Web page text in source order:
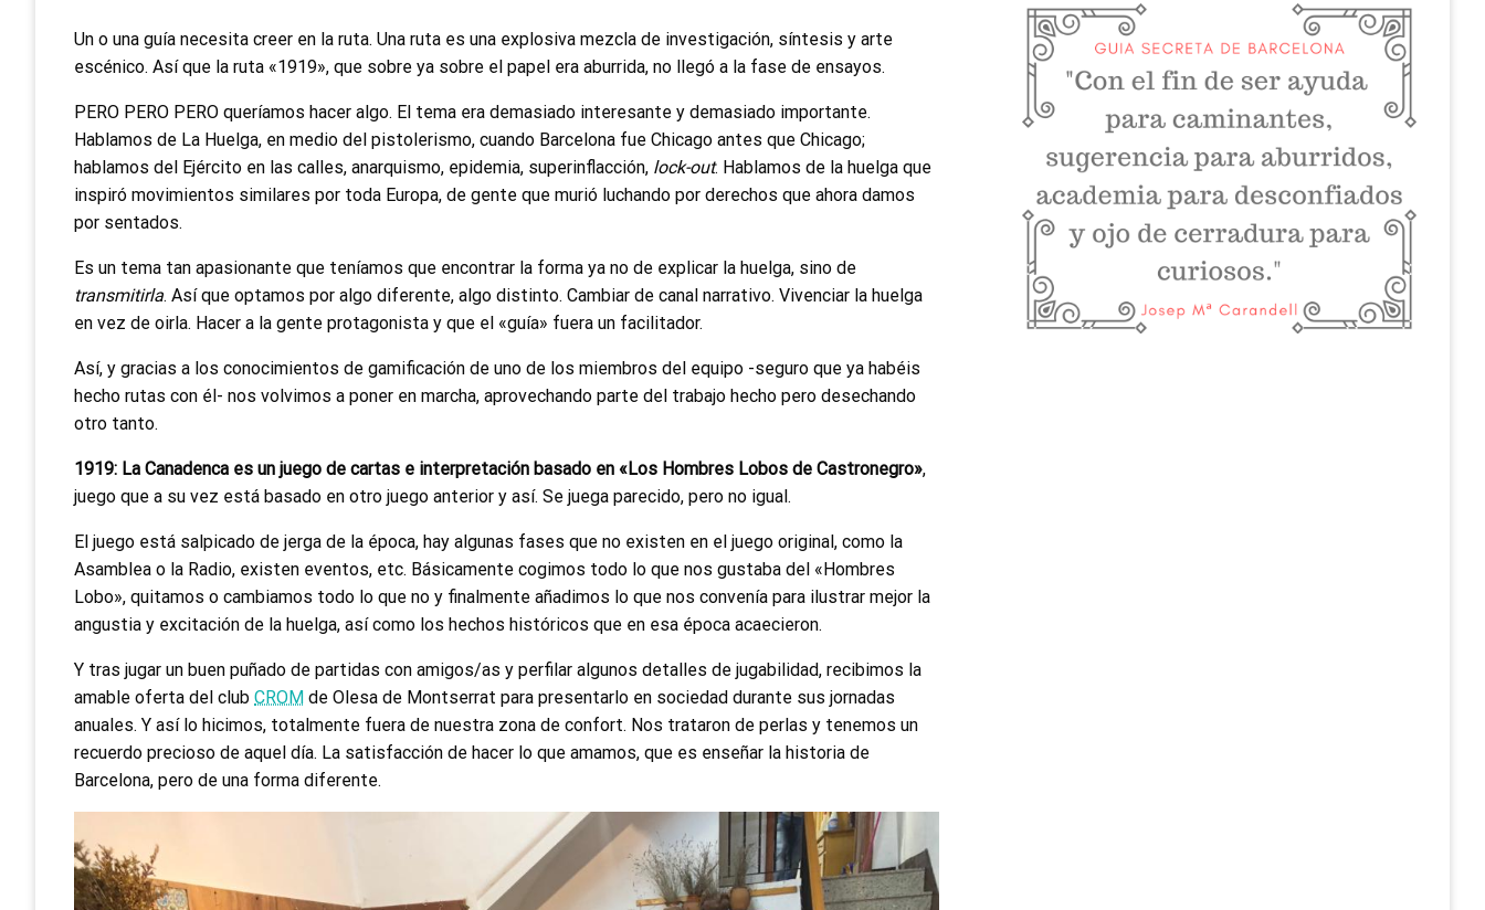
Un o una guía necesita creer en la ruta. Una ruta es una explosiva mezcla de investigación, síntesis y arte
escénico. Así que la ruta «1919», que sobre ya sobre el papel era aburrida, no llegó a la fase de ensayos.
PERO PERO PERO queríamos hacer algo. El tema era demasiado interesante y demasiado importante.
Hablamos de La Huelga, en medio del pistolerismo, cuando Barcelona fue Chicago antes que Chicago;
hablamos del Ejército en las calles, anarquismo, epidemia, superinflacción, lock-out. Hablamos de la huelga que
inspiró movimientos similares por toda Europa, de gente que murió luchando por derechos que ahora damos
por sentados.
Es un tema tan apasionante que teníamos que encontrar la forma ya no de explicar la huelga, sino de
transmitirla. Así que optamos por algo diferente, algo distinto. Cambiar de canal narrativo. Vivenciar la huelga
en vez de oirla. Hacer a la gente protagonista y que el «guía» fuera un facilitador.
Así, y gracias a los conocimientos de gamificación de uno de los miembros del equipo -seguro que ya habéis
hecho rutas con él- nos volvimos a poner en marcha, aprovechando parte del trabajo hecho pero desechando
otro tanto.
1919: La Canadenca es un juego de cartas e interpretación basado en «Los Hombres Lobos de Castronegro»,
juego que a su vez está basado en otro juego anterior y así. Se juega parecido, pero no igual.
El juego está salpicado de jerga de la época, hay algunas fases que no existen en el juego original, como la
Asamblea o la Radio, existen eventos, etc. Básicamente cogimos todo lo que nos gustaba del «Hombres
Lobo», quitamos o cambiamos todo lo que no y finalmente añadimos lo que nos convenía para ilustrar mejor la
angustia y excitación de la huelga, así como los hechos históricos que en esa época acaecieron.
Y tras jugar un buen puñado de partidas con amigos/as y perfilar algunos detalles de jugabilidad, recibimos la
amable oferta del club CROM de Olesa de Montserrat para presentarlo en sociedad durante sus jornadas
anuales. Y así lo hicimos, totalmente fuera de nuestra zona de confort. Nos trataron de perlas y tenemos un
recuerdo precioso de aquel día. La satisfacción de hacer lo que amamos, que es enseñar la historia de
Barcelona, pero de una forma diferente.